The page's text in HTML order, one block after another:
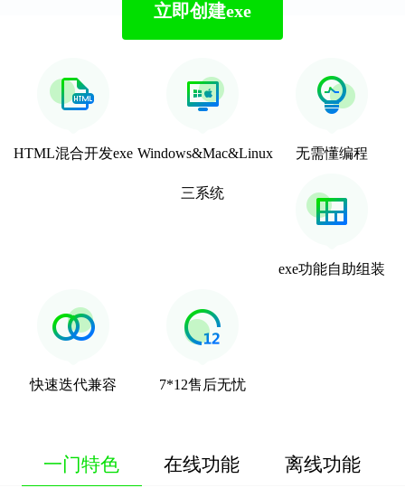
立即创建exe
HTML混合开发exe Windows&Mac&Linux
三系统
无需懂编程
exe功能自助组装
快速迭代兼容 7*12售后无忧
一门特色 在线功能 离线功能